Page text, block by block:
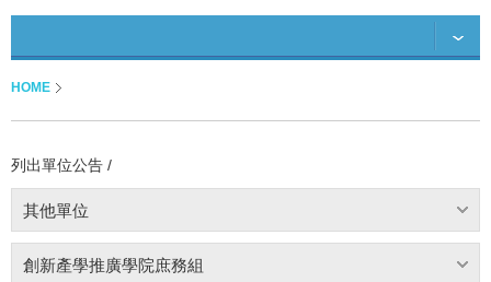
HOME
列出單位公告 /
其他單位
創新產學推廣學院庶務組